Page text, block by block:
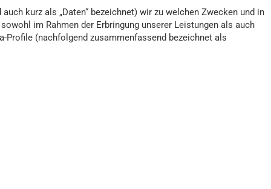
kurz als „Daten“ bezeichnet) wir zu welchen Zwecken und in
im Rahmen der Erbringung unserer Leistungen als auch
Profile (nachfolgend zusammenfassend bezeichnet als